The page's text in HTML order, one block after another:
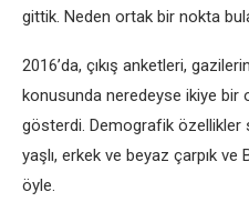
gittik. Neden ortak bir nokta
2016’da, çıkış anketleri,
konusunda neredeyse ikiye bir
gösterdi. Demografik özellikler
yaşlı, erkek ve beyaz çarpık ve
öyle.